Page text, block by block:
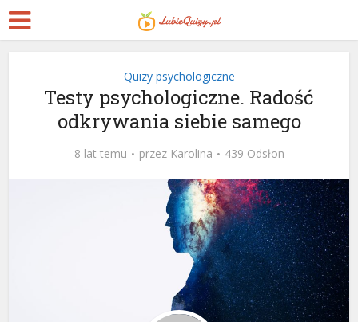
Quizy psychologiczne
Testy psychologiczne. Radość
odkrywania siebie samego
8 lat temu przez Karolina 439 Odsłon